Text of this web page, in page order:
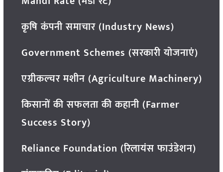
कृषि कंपनी समाचार (Industry News)
Government Schemes (सरकारी योजनाएं)
एग्रीकल्चर मशीन (Agriculture Machinery)
किसानों की सफलता की कहानी (Farmer
Success Story)
Reliance Foundation (रिलायंस फाउंडेशन)